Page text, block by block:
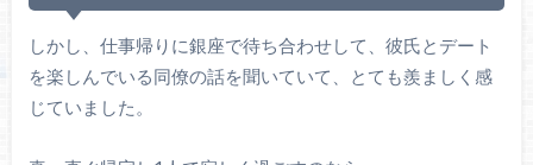
しかし、仕事帰りに銀座で待ち合わせして、彼氏とデート
を楽しんでいる同僚の話を聞いていて、とても羨ましく感
じていました。